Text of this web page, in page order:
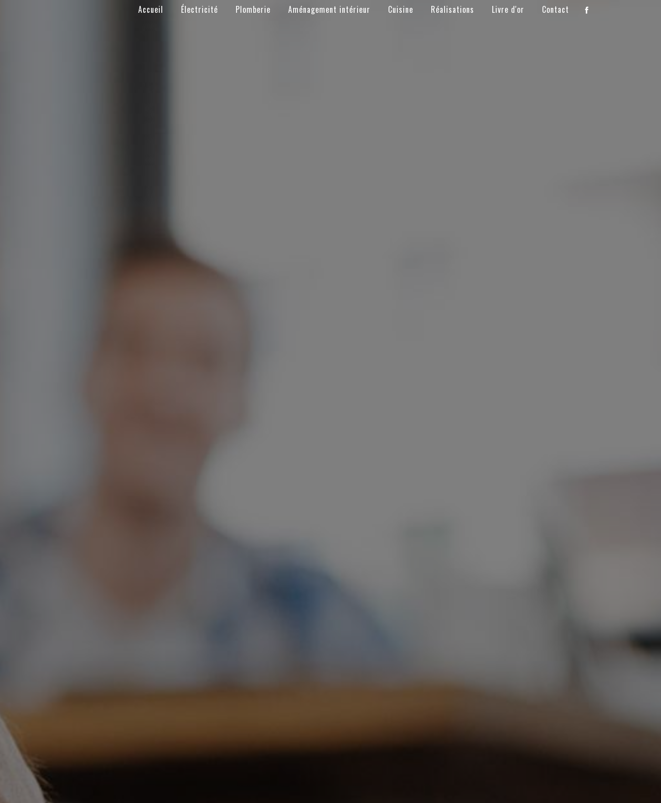
Accueil Électricité Plomberie Aménagement intérieur Cuisine Réalisations Livre d'or Contact